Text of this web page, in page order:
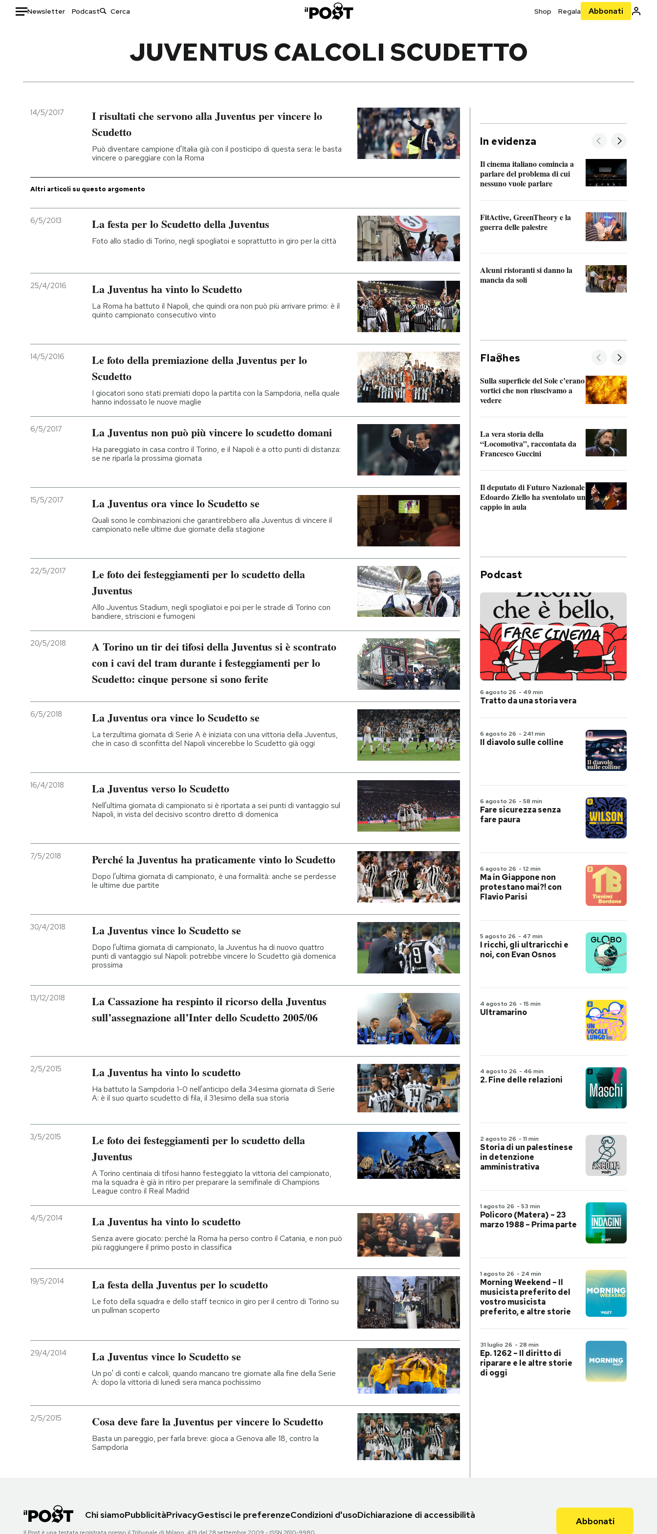
Newsletter Podcast Shop Regala Abbonati
Italia
Politica
Moda
Ok Boomer!
Media
NEWSLETTER
AREA PERSONALE
JUVENTUS CALCOLI SCUDETTO
14/5/2017
I risultati che servono alla Juventus per vincere lo
Scudetto
Può diventare campione d'Italia già con il posticipo di questa sera: le basta
vincere o pareggiare con la Roma
Altri articoli su questo argomento
6/5/2013 La festa per lo Scudetto della Juventus
Foto allo stadio di Torino, negli spogliatoi e soprattutto in giro per la città
25/4/2016 La Juventus ha vinto lo Scudetto
La Roma ha battuto il Napoli, che quindi ora non può più arrivare primo: è il
quinto campionato consecutivo vinto
14/5/2016
Le foto della premiazione della Juventus per lo
Scudetto
I giocatori sono stati premiati dopo la partita con la Sampdoria, nella quale
hanno indossato le nuove maglie
6/5/2017 La Juventus non può più vincere lo scudetto domani
Ha pareggiato in casa contro il Torino, e il Napoli è a otto punti di distanza:
se ne riparla la prossima giornata
15/5/2017 La Juventus ora vince lo Scudetto se
Quali sono le combinazioni che garantirebbero alla Juventus di vincere il
campionato nelle ultime due giornate della stagione
22/5/2017
Le foto dei festeggiamenti per lo scudetto della
Juventus
Allo Juventus Stadium, negli spogliatoi e poi per le strade di Torino con
bandiere, striscioni e fumogeni
20/5/2018
A Torino un tir dei tifosi della Juventus si è scontrato
con i cavi del tram durante i festeggiamenti per lo
Scudetto: cinque persone si sono ferite
6/5/2018 La Juventus ora vince lo Scudetto se
La terzultima giornata di Serie A è iniziata con una vittoria della Juventus,
che in caso di sconfitta del Napoli vincerebbe lo Scudetto già oggi
16/4/2018 La Juventus verso lo Scudetto
Nell'ultima giornata di campionato si è riportata a sei punti di vantaggio sul
Napoli, in vista del decisivo scontro diretto di domenica
7/5/2018 Perché la Juventus ha praticamente vinto lo Scudetto
Dopo l'ultima giornata di campionato, è una formalità: anche se perdesse
le ultime due partite
30/4/2018 La Juventus vince lo Scudetto se
Dopo l'ultima giornata di campionato, la Juventus ha di nuovo quattro
punti di vantaggio sul Napoli: potrebbe vincere lo Scudetto già domenica
prossima
13/12/2018
La Cassazione ha respinto il ricorso della Juventus
sull’assegnazione all’Inter dello Scudetto 2005/06
2/5/2015 La Juventus ha vinto lo scudetto
Ha battuto la Sampdoria 1-0 nell'anticipo della 34esima giornata di Serie
A: è il suo quarto scudetto di fila, il 31esimo della sua storia
3/5/2015
Le foto dei festeggiamenti per lo scudetto della
Juventus
A Torino centinaia di tifosi hanno festeggiato la vittoria del campionato,
ma la squadra è già in ritiro per preparare la semifinale di Champions
League contro il Real Madrid
4/5/2014 La Juventus ha vinto lo scudetto
Senza avere giocato: perché la Roma ha perso contro il Catania, e non può
più raggiungere il primo posto in classifica
19/5/2014 La festa della Juventus per lo scudetto
Le foto della squadra e dello staff tecnico in giro per il centro di Torino su
un pullman scoperto
29/4/2014 La Juventus vince lo Scudetto se
Un po' di conti e calcoli, quando mancano tre giornate alla fine della Serie
A: dopo la vittoria di lunedì sera manca pochissimo
2/5/2015 Cosa deve fare la Juventus per vincere lo Scudetto
Basta un pareggio, per farla breve: gioca a Genova alle 18, contro la
Sampdoria
In evidenza
Il cinema italiano comincia a
parlare del problema di cui
nessuno vuole parlare
FitActive, GreenTheory e la
guerra delle palestre
Alcuni ristoranti si danno la
mancia da soli
Fla hes
Sulla superficie del Sole c’erano
vortici che non riuscivamo a
vedere
La vera storia della
“Locomotiva”, raccontata da
Francesco Guccini
Il deputato di Futuro Nazionale
Edoardo Ziello ha sventolato un
cappio in aula
Podcast
6 agosto 26 - 49 min
Tratto da una storia vera
6 agosto 26 - 241 min
Il diavolo sulle colline
6 agosto 26 - 58 min
Fare sicurezza senza
fare paura
6 agosto 26 - 12 min
Ma in Giappone non
protestano mai?! con
Flavio Parisi
5 agosto 26 - 47 min
I ricchi, gli ultraricchi e
noi, con Evan Osnos
4 agosto 26 - 15 min
Ultramarino
4 agosto 26 - 46 min
2. Fine delle relazioni
2 agosto 26 - 11 min
Storia di un palestinese
in detenzione
amministrativa
1 agosto 26 - 53 min
Policoro (Matera) – 23
marzo 1988 – Prima parte
1 agosto 26 - 24 min
Morning Weekend – Il
musicista preferito del
vostro musicista
preferito, e altre storie
31 luglio 26 - 28 min
Ep. 1262 – Il diritto di
riparare e le altre storie
di oggi
Chi siamoPubblicitàPrivacyGestisci le preferenzeCondizioni d'usoDichiarazione di accessibilità
Abbonati